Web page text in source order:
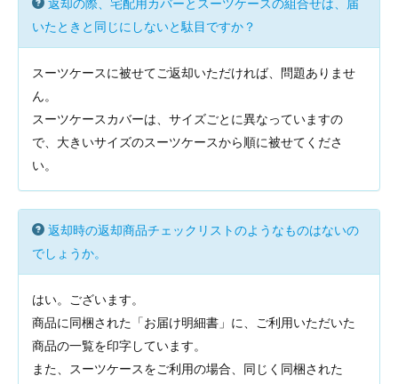
返却の際、宅配用カバーとスーツケースの組合せは、届
いたときと同じにしないと駄目ですか？
スーツケースに被せてご返却いただければ、問題ありませ
ん。
スーツケースカバーは、サイズごとに異なっていますの
で、大きいサイズのスーツケースから順に被せてくださ
い。
返却時の返却商品チェックリストのようなものはないの
でしょうか。
はい。ございます。
商品に同梱された「お届け明細書」に、ご利用いただいた
商品の一覧を印字しています。
また、スーツケースをご利用の場合、同じく同梱された